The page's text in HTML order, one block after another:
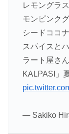
レモングラ
モンピンク
シードココ
スパイスと
ラート屋さ
KALPASI」
— Sakiko